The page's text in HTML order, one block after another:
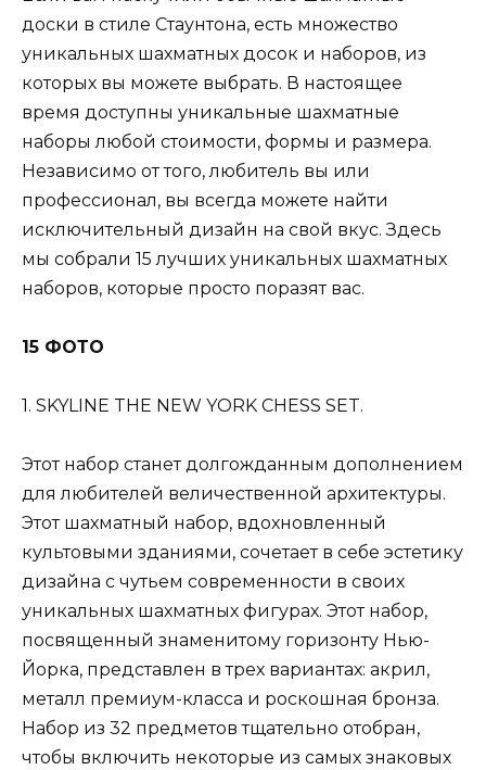
доски в стиле Стаунтона, есть множество
уникальных шахматных досок и наборов, из
которых вы можете выбрать. В настоящее
время доступны уникальные шахматные
наборы любой стоимости, формы и размера.
Независимо от того, любитель вы или
профессионал, вы всегда можете найти
исключительный дизайн на свой вкус. Здесь
мы собрали 15 лучших уникальных шахматных
наборов, которые просто поразят вас.
15 ФОТО
1. SKYLINE THE NEW YORK CHESS SET.
Этот набор станет долгожданным дополнением
для любителей величественной архитектуры.
Этот шахматный набор, вдохновленный
культовыми зданиями, сочетает в себе эстетику
дизайна с чутьем современности в своих
уникальных шахматных фигурах. Этот набор,
посвященный знаменитому горизонту Нью-
Йорка, представлен в трех вариантах: акрил,
металл премиум-класса и роскошная бронза.
Набор из 32 предметов тщательно отобран,
чтобы включить некоторые из самых знаковых